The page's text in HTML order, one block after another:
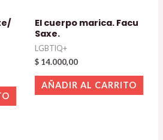
El cuerpo marica. Facu
Saxe.
LGBTIQ+
$ 14.000,00
AÑADIR AL CARRITO